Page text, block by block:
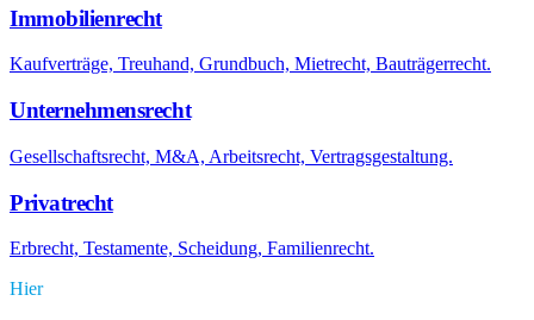
Immobilienrecht
Kaufverträge, Treuhand, Grundbuch, Mietrecht, Bauträgerrecht.
Unternehmensrecht
Gesellschaftsrecht, M&A, Arbeitsrecht, Vertragsgestaltung.
Privatrecht
Erbrecht, Testamente, Scheidung, Familienrecht.
Hier